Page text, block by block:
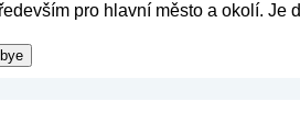
pro hlavní město a okolí. Je